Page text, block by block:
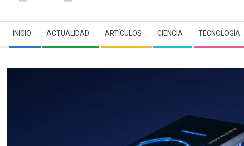
ACTUALIDAD
DIGITAL
Navigation
Menu
INICIO ACTUALIDAD ARTÍCULOS CIENCIA TECNOLOGÍA